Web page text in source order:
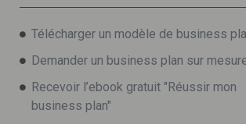
Télécharger un modèle de business
Demander un business plan sur
Recevoir l’ebook gratuit "Réussir mon
business plan"